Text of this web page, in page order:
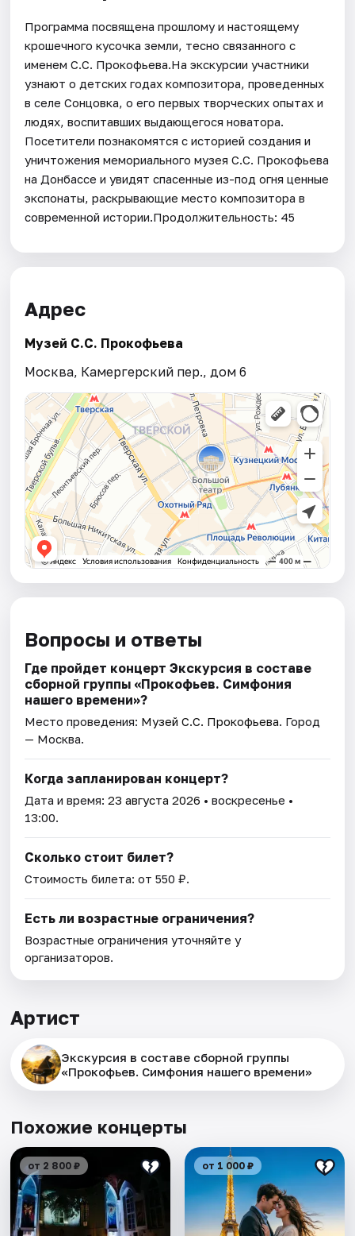
Программа посвящена прошлому и настоящему
крошечного кусочка земли, тесно связанного с
именем С.С. Прокофьева.На экскурсии участники
узнают о детских годах композитора, проведенных
в селе Сонцовка, о его первых творческих опытах и
людях, воспитавших выдающегося новатора.
Посетители познакомятся с историей создания и
уничтожения мемориального музея С.С. Прокофьева
на Донбассе и увидят спасенные из-под огня ценные
экспонаты, раскрывающие место композитора в
современной истории.Продолжительность: 45
Адрес
Музей С.С. Прокофьева
Москва, Камергерский пер., дом 6
Вопросы и ответы
Где пройдет концерт Экскурсия в составе
сборной группы «Прокофьев. Симфония
нашего времени»?
Место проведения: Музей С.С. Прокофьева. Город
— Москва.
Когда запланирован концерт?
Дата и время:23 августа 2026 • воскресенье •
13:00.
Сколько стоит билет?
Стоимость билета: от 550 ₽.
Есть ли возрастные ограничения?
Возрастные ограничения уточняйте у
организаторов.
Артист
Экскурсия в составе сборной группы
«Прокофьев. Симфония нашего времени»
Похожие концерты
от 2 800 ₽ от 1 000 ₽